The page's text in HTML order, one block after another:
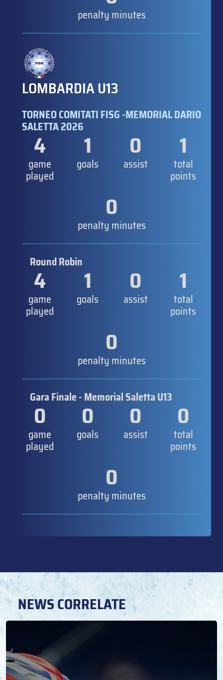
penalty minutes
LOMBARDIA U13
TORNEO COMITATI FISG -MEMORIAL DARIO
SALETTA 2026
4
game
played
1
goals
0
assist
1
total
points
0
penalty minutes
Round Robin
4
game
played
1
goals
0
assist
1
total
points
0
penalty minutes
Gara Finale - Memorial Saletta U13
0
game
played
0
goals
0
assist
0
total
points
0
penalty minutes
NEWS CORRELATE